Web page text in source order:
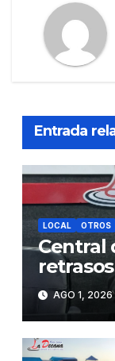
Entrada
LOCAL OTROS
Central
de
Juliaca
AGO 1, 2026